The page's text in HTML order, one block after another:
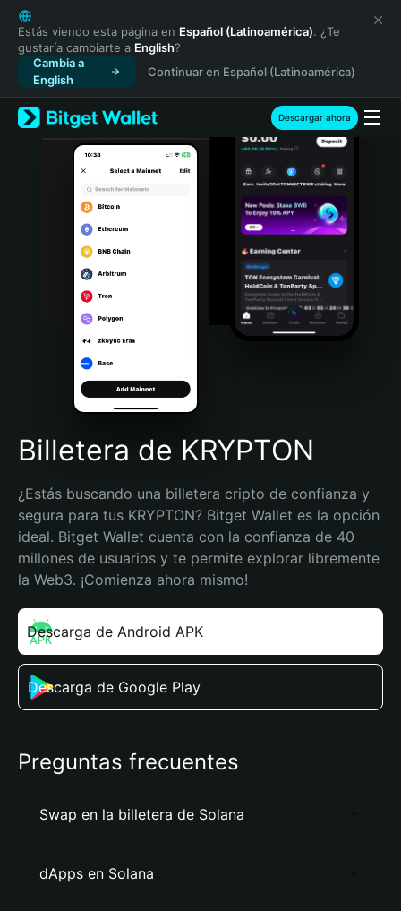
English
日本語
Tiếng Việt
Русский
Español (Latinoamérica)
Türkçe
Italiano
Português (Portugal)
Bahasa Indonesia
Português (Brasil)
Español (Argentina)
Estás viendo esta página en Español (Latinoamérica). ¿Te
gustaría cambiarte a English?
Cambia a
English
Continuar en Español (Latinoamérica)
Descargar ahora
Billetera de KRYPTON
¿Estás buscando una billetera cripto de confianza y
segura para tus KRYPTON? Bitget Wallet es la opción
ideal. Bitget Wallet cuenta con la confianza de 40
millones de usuarios y te permite explorar libremente
la Web3. ¡Comienza ahora mismo!
Descarga de Android APK
Descarga de Google Play
Preguntas frecuentes
Swap en la billetera de Solana
dApps en Solana